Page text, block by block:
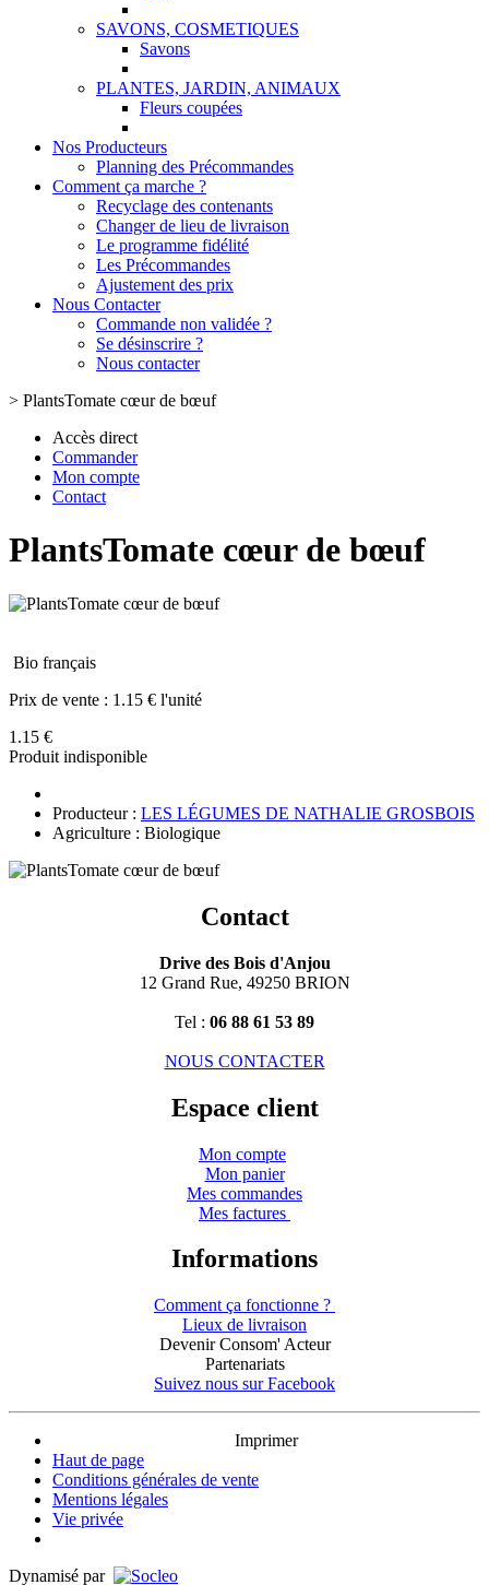
SAVONS, COSMETIQUES
Savons
PLANTES, JARDIN, ANIMAUX
Fleurs coupées
Nos Producteurs
Planning des Précommandes
Comment ça marche ?
Recyclage des contenants
Changer de lieu de livraison
Le programme fidélité
Les Précommandes
Ajustement des prix
Nous Contacter
Commande non validée ?
Se désinscrire ?
Nous contacter
> PlantsTomate cœur de bœuf
Accès direct
Commander
Mon compte
Contact
PlantsTomate cœur de bœuf
Bio français
Prix de vente : 1.15 € l'unité
1.15 €
Produit indisponible
Producteur : LES LÉGUMES DE NATHALIE GROSBOIS
Agriculture : Biologique
Contact
Drive des Bois d'Anjou
12 Grand Rue, 49250 BRION
Tel : 06 88 61 53 89
NOUS CONTACTER
Espace client
Mon compte
Mon panier
Mes commandes
Mes factures
Informations
Comment ça fonctionne ?
Lieux de livraison
Devenir Consom' Acteur
Partenariats
Suivez nous sur Facebook
Imprimer
Haut de page
Conditions générales de vente
Mentions légales
Vie privée
Dynamisé par